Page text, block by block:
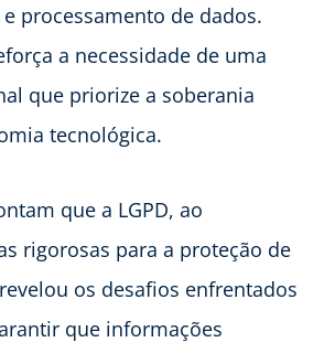
processamento de dados.
a necessidade de uma
que priorize a soberania
tecnológica.
que a LGPD, ao
rigorosas para a proteção de
os desafios enfrentados
que informações